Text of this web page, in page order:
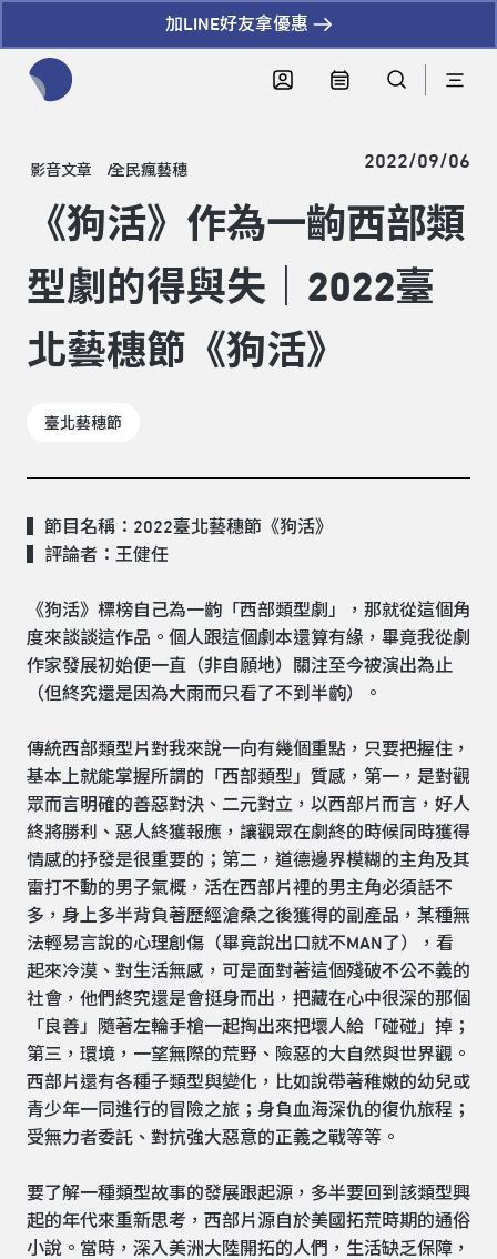
加LINE好友拿優惠
影音文章 全民瘋藝穗 2022/09/06
《狗活》作為一齣西部類
型劇的得與失｜2022臺
北藝穗節《狗活》
臺北藝穗節
▍節目名稱：2022臺北藝穗節 《狗活》
▍評論者：王健任
《狗活》標榜自己為一齣「西部類型劇」，那就從這個角
度來談談這作品。個人跟這個劇本還算有緣，畢竟我從劇
作家發展初始便一直（非自願地）關注至今被演出為止
（但終究還是因為大雨而只看了不到半齣）。
傳統西部類型片對我來說一向有幾個重點，只要把握住，
基本上就能掌握所謂的「西部類型」質感，第一，是對觀
眾而言明確的善惡對決、二元對立，以西部片而言，好人
終將勝利、惡人終獲報應，讓觀眾在劇終的時候同時獲得
情感的抒發是很重要的；第二，道德邊界模糊的主角及其
雷打不動的男子氣概，活在西部片裡的男主角必須話不
多，身上多半背負著歷經滄桑之後獲得的副產品，某種無
法輕易言說的心理創傷（畢竟說出口就不MAN了），看
起來冷漠、對生活無感，可是面對著這個殘破不公不義的
社會，他們終究還是會挺身而出，把藏在心中很深的那個
「良善」隨著左輪手槍一起掏出來把壞人給「碰碰」掉；
第三，環境，一望無際的荒野、險惡的大自然與世界觀。
西部片還有各種子類型與變化，比如說帶著稚嫩的幼兒或
青少年一同進行的冒險之旅；身負血海深仇的復仇旅程；
受無力者委託、對抗強大惡意的正義之戰等等。
要了解一種類型故事的發展跟起源，多半要回到該類型興
起的年代來重新思考，西部片源自於美國拓荒時期的通俗
小說。當時，深入美洲大陸開拓的人們，生活缺乏保障，